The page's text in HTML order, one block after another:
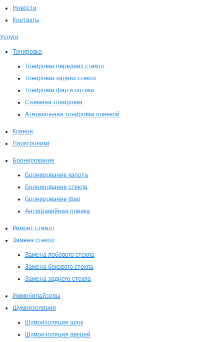
Новости
Контакты
Услуги
Тонировка
Тонировка передних стекол
Тонировка задних стекол
Тонировка фар и оптики
Съемная тонировка
Атермальная тонировка пленкой
Ксенон
Парктроники
Бронирование
Бронирование капота
Бронирование стекла
Бронирование фар
Антигравийная пленка
Ремонт стекол
Замена стекол
Замена лобового стекла
Замена бокового стекла
Замена заднего стекла
Иммобилайзеры
Шумоизоляция
Шумоизоляция арок
Шумоизоляция дверей